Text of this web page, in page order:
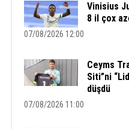
Vinisius
8 il çox
07/08/2026 12:00
Ceyms
Siti”ni
düşdü
07/08/2026 11:00